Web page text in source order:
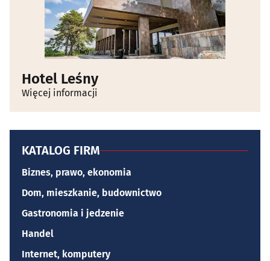
Hotel Leśny
Więcej informacji
KATALOG FIRM
Biznes, prawo, ekonomia
Dom, mieszkanie, budownictwo
Gastronomia i jedzenie
Handel
Internet, komputery